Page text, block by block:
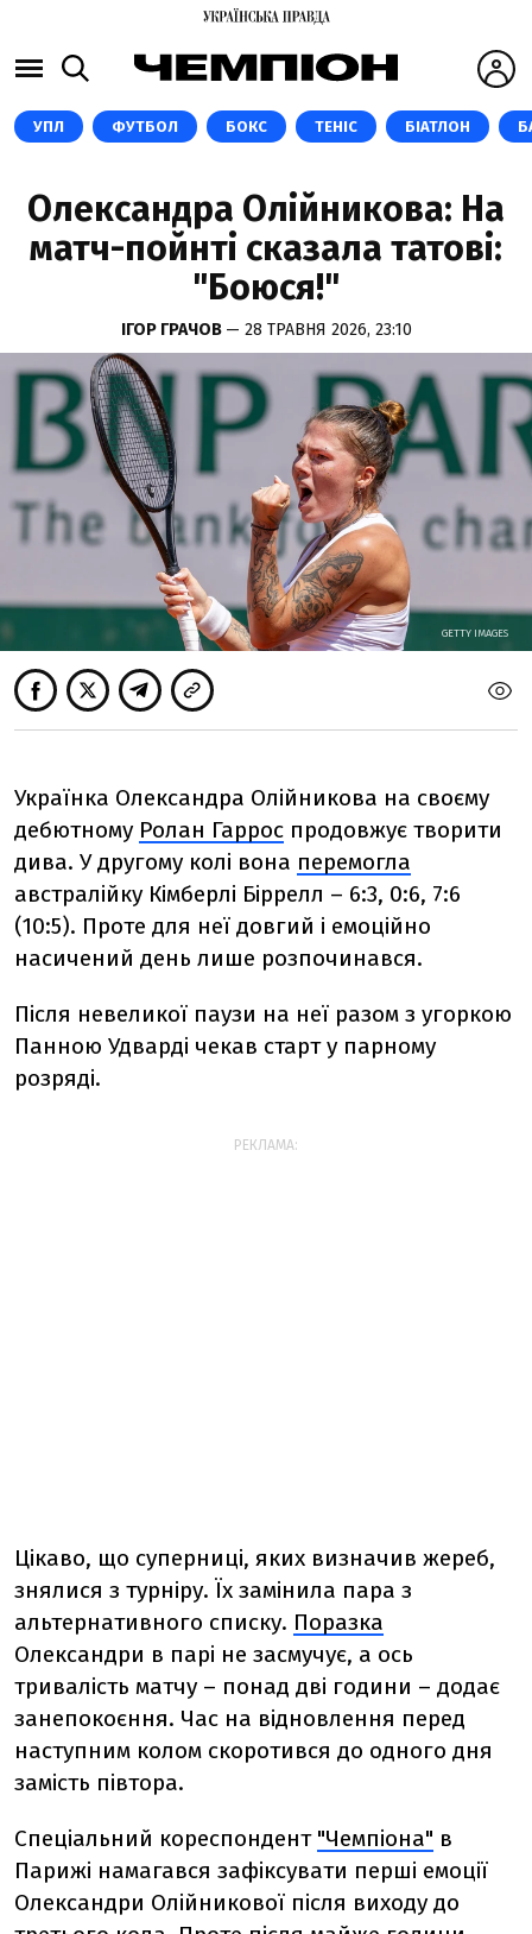
УПЛ ФУТБОЛ БОКС ТЕНІС БІАТЛОН
Олександра Олійникова: На
матч-пойнті сказала татові:
"Боюся!"
ІГОР ГРАЧОВ — 28 ТРАВНЯ 2026, 23:10
GETTY IMAGES
Українка Олександра Олійникова на своєму
дебютному Ролан Гаррос продовжує творити
дива. У другому колі вона перемогла
австралійку Кімберлі Біррелл – 6:3, 0:6, 7:6
(10:5). Проте для неї довгий і емоційно
насичений день лише розпочинався.
Після невеликої паузи на неї разом з угоркою
Панною Удварді чекав старт у парному
розряді.
РЕКЛАМА:
Цікаво, що суперниці, яких визначив жереб,
знялися з турніру. Їх замінила пара з
альтернативного списку. Поразка
Олександри в парі не засмучує, а ось
тривалість матчу – понад дві години – додає
занепокоєння. Час на відновлення перед
наступним колом скоротився до одного дня
замість півтора.
Спеціальний кореспондент "Чемпіона" в
Парижі намагався зафіксувати перші емоції
Олександри Олійникової після виходу до